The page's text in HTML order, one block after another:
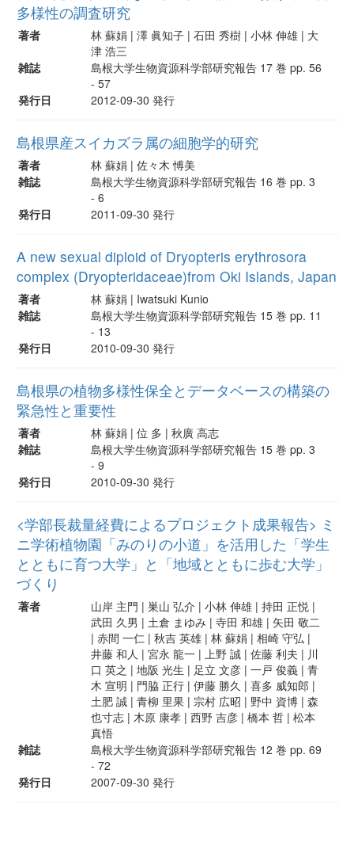
多様性の調査研究
著者
林 蘇娟 | 澤 眞知子 | 石田 秀樹 | 小林 伸雄 | 大
津 浩三
雑誌
島根大学生物資源科学部研究報告 17 巻 pp. 56
- 57
発行日
2012-09-30 発行
島根県産スイカズラ属の細胞学的研究
著者
林 蘇娟 | 佐々木 愽美
雑誌
島根大学生物資源科学部研究報告 16 巻 pp. 3
- 6
発行日
2011-09-30 発行
A new sexual diploid of Dryopteris erythrosora
complex (Dryopteridaceae)from Oki Islands, Japan
著者
林 蘇娟 | Iwatsuki Kunio
雑誌
島根大学生物資源科学部研究報告 15 巻 pp. 11
- 13
発行日
2010-09-30 発行
島根県の植物多様性保全とデータベースの構築の
緊急性と重要性
著者
林 蘇娟 | 位 多 | 秋廣 高志
雑誌
島根大学生物資源科学部研究報告 15 巻 pp. 3
- 9
発行日
2010-09-30 発行
<学部長裁量経費によるプロジェクト成果報告> ミ
ニ学術植物園「みのりの小道」を活用した「学生
とともに育つ大学」と「地域とともに歩む大学」
づくり
著者
山岸 主門 | 巣山 弘介 | 小林 伸雄 | 持田 正悦 |
武田 久男 | 土倉 まゆみ | 寺田 和雄 | 矢田 敬二
| 赤間 一仁 | 秋吉 英雄 | 林 蘇娟 | 相崎 守弘 |
井藤 和人 | 宮永 龍一 | 上野 誠 | 佐藤 利夫 | 川
口 英之 | 地阪 光生 | 足立 文彦 | 一戸 俊義 | 青
木 宣明 | 門脇 正行 | 伊藤 勝久 | 喜多 威知郎 |
土肥 誠 | 青柳 里果 | 宗村 広昭 | 野中 資博 | 森
也寸志 | 木原 康孝 | 西野 吉彦 | 橋本 哲 | 松本
真悟
雑誌
島根大学生物資源科学部研究報告 12 巻 pp. 69
- 72
発行日
2007-09-30 発行